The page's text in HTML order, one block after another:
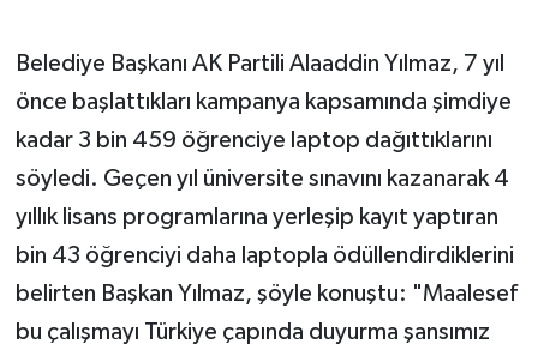
Belediye Başkanı AK Partili Alaaddin Yılmaz, 7 yıl
önce başlattıkları kampanya kapsamında şimdiye
kadar 3 bin 459 öğrenciye laptop dağıttıklarını
söyledi. Geçen yıl üniversite sınavını kazanarak 4
yıllık lisans programlarına yerleşip kayıt yaptıran
bin 43 öğrenciyi daha laptopla ödüllendirdiklerini
belirten Başkan Yılmaz, şöyle konuştu: "Maalesef
bu çalışmayı Türkiye çapında duyurma şansımız